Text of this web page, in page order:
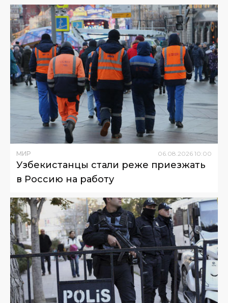
МИР 06 08 2026 10:00
Узбекистанцы стали реже приезжать
в Россию на работу